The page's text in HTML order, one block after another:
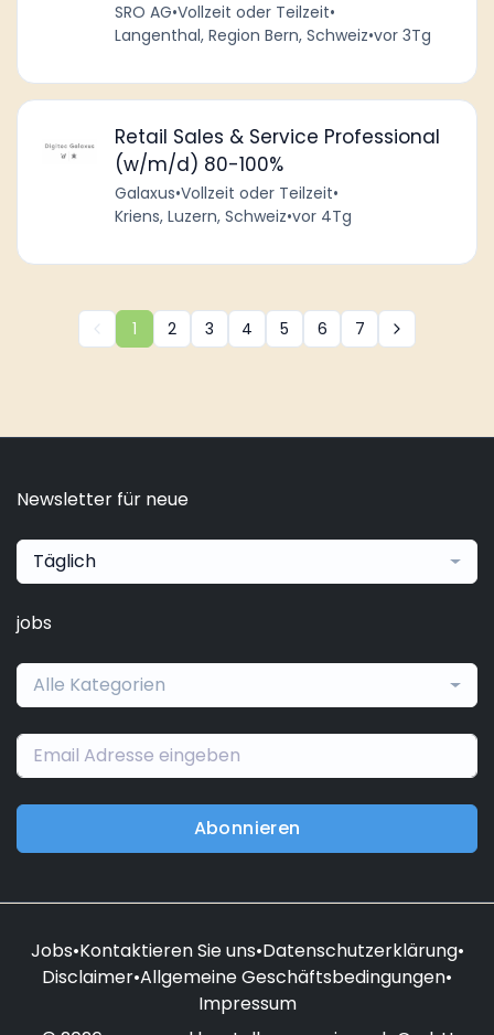
SRO AG•Vollzeit oder Teilzeit•
Langenthal, Region Bern, Schweiz•vor 3Tg
Retail Sales & Service Professional
(w/m/d) 80-100%
Galaxus•Vollzeit oder Teilzeit•
Kriens, Luzern, Schweiz•vor 4Tg
1 2 3 4 5 6 7
Newsletter für neue
Täglich
jobs
Alle Kategorien
Abonnieren
Jobs•Kontaktieren Sie uns•Datenschutzerklärung•
Disclaimer•Allgemeine Geschäftsbedingungen•
Impressum